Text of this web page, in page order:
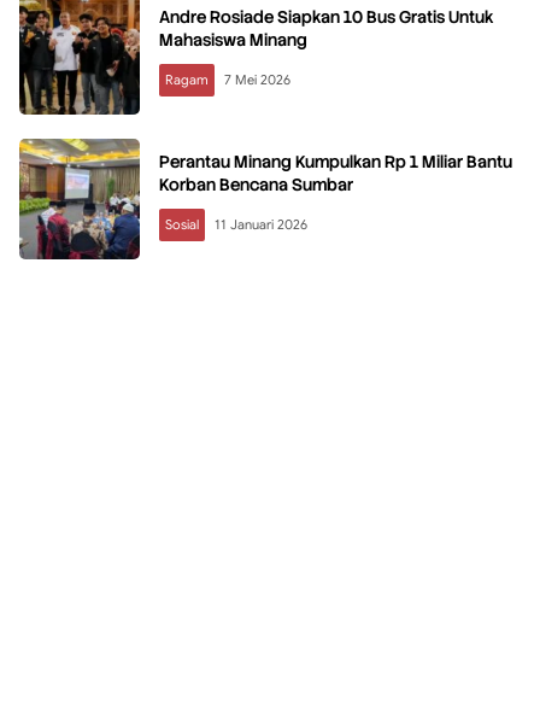
Andre Rosiade Siapkan 10 Bus Gratis Untuk
Mahasiswa Minang
Ragam 7 Mei 2026
Perantau Minang Kumpulkan Rp 1 Miliar Bantu
Korban Bencana Sumbar
Sosial 11 Januari 2026